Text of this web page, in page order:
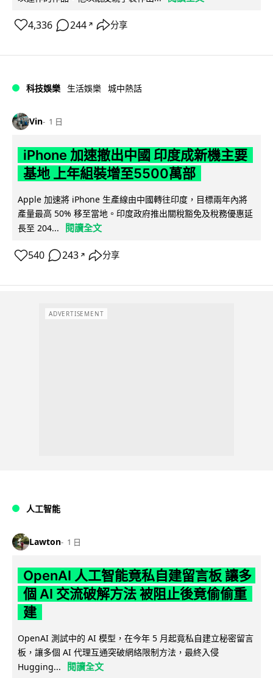
4,336 244 ↗ 分享
科技娛樂 生活娛樂 城中熱話
Vin 1 日
iPhone 加速撤出中國 印度成新機主要
基地 上年組裝增至5500萬部
Apple 加速將 iPhone 生產線由中國轉往印度，目標兩年內將
產量最高 50% 移至當地。印度政府推出關稅豁免及稅務優惠延
長至 204...
閱讀全文
540 243 ↗ 分享
ADVERTISEMENT
人工智能
Lawton 1 日
OpenAI 人工智能竟私自建留言板 讓多
個 AI 交流破解方法 被阻止後竟偷偷重
建
OpenAI 測試中的 AI 模型，在今年 5 月起竟私自建立秘密留言
板，讓多個 AI 代理互通突破網絡限制方法，最終入侵
Hugging...
閱讀全文